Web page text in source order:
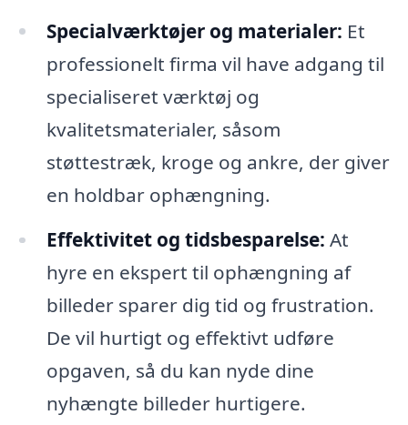
Specialværktøjer og materialer: Et
professionelt firma vil have adgang til
specialiseret værktøj og
kvalitetsmaterialer, såsom
støttestræk, kroge og ankre, der giver
en holdbar ophængning.
Effektivitet og tidsbesparelse: At
hyre en ekspert til ophængning af
billeder sparer dig tid og frustration.
De vil hurtigt og effektivt udføre
opgaven, så du kan nyde dine
nyhængte billeder hurtigere.